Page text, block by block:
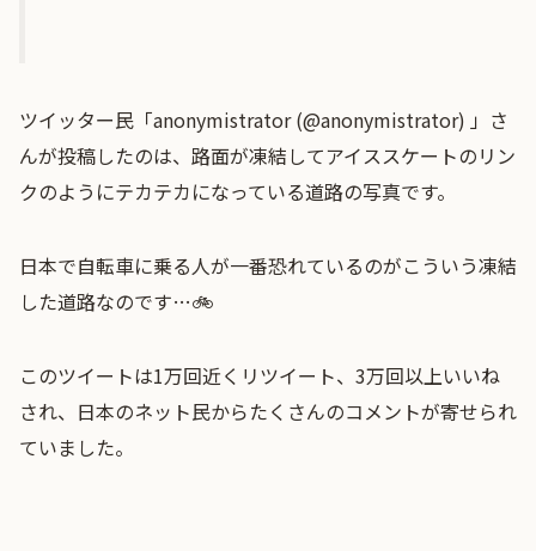
ツイッター民「anonymistrator (@anonymistrator) 」さ
んが投稿したのは、路面が凍結してアイススケートのリン
クのようにテカテカになっている道路の写真です。
日本で自転車に乗る人が一番恐れているのがこういう凍結
した道路なのです…🚲
このツイートは1万回近くリツイート、3万回以上いいね
され、日本のネット民からたくさんのコメントが寄せられ
ていました。